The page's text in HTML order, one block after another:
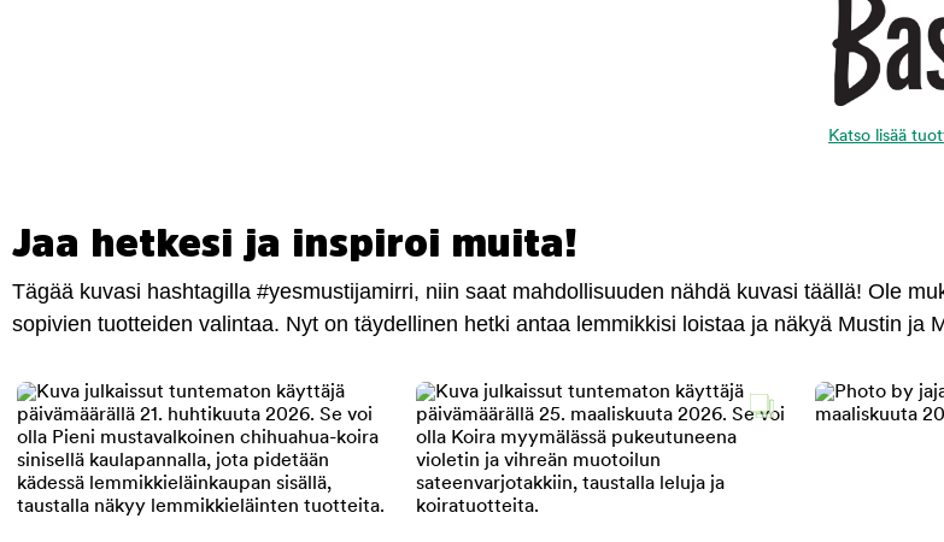
Katso lisää
Jaa hetkesi ja inspiroi muita!
Tägää kuvasi hashtagilla #yesmustijamirri, niin saat mahdollisuuden nähdä kuvasi täällä! Ole
sopivien tuotteiden valintaa. Nyt on täydellinen hetki antaa lemmikkisi loistaa ja näkyä Mustin ja